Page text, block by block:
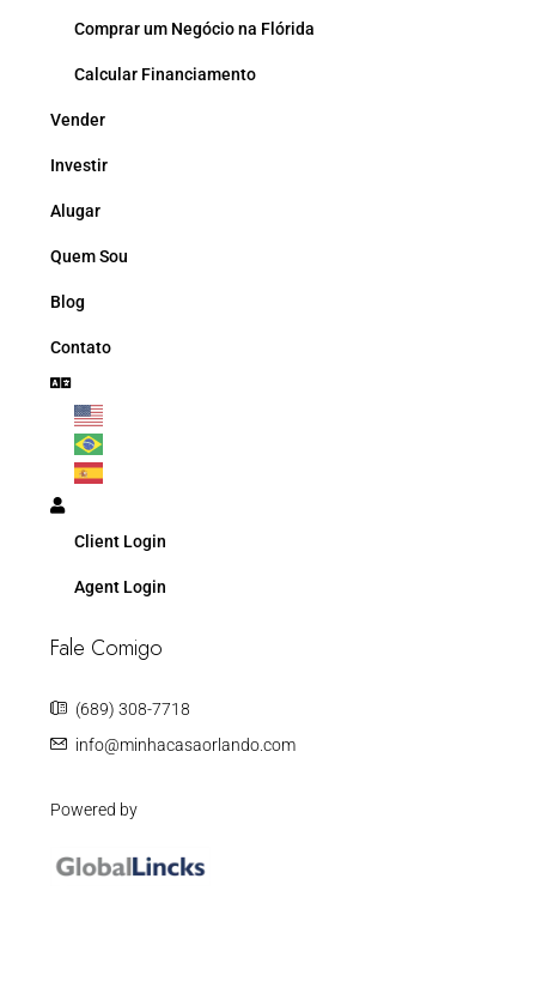
Comprar um Negócio na Flórida
Calcular Financiamento
Vender
Investir
Alugar
Quem Sou
Blog
Contato
Client Login
Agent Login
Fale Comigo
(689) 308-7718
info@minhacasaorlando.com
Powered by